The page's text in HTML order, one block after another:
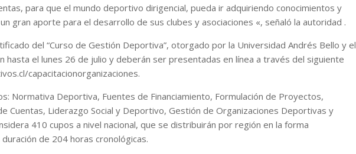
para que el mundo deportivo dirigencial, pueda ir adquiriendo conocimientos y
gran aporte para el desarrollo de sus clubes y asociaciones «, señaló la autoridad .
del “Curso de Gestión Deportiva”, otorgado por la Universidad Andrés Bello y el
hasta el lunes 26 de julio y deberán ser presentadas en línea a través del siguiente
capacitacionorganizaciones.
Normativa Deportiva, Fuentes de Financiamiento, Formulación de Proyectos,
Cuentas, Liderazgo Social y Deportivo, Gestión de Organizaciones Deportivas y
410 cupos a nivel nacional, que se distribuirán por región en la forma
de 204 horas cronológicas.